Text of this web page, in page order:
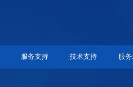
服务支持 技术支持 服